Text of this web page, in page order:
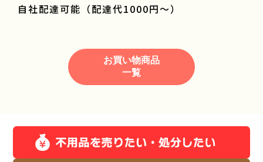
自社配達可能（配達代1000円～）
お買い物商品
一覧